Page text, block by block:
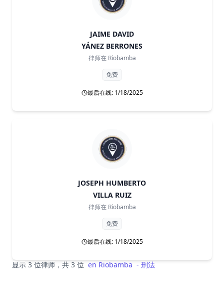
JAIME DAVID
YÁNEZ BERRONES
律师在 Riobamba
免费
最后在线: 1/18/2025
JOSEPH HUMBERTO
VILLA RUIZ
律师在 Riobamba
免费
最后在线: 1/18/2025
显示 3 位律师，共 3 位 en Riobamba - 刑法